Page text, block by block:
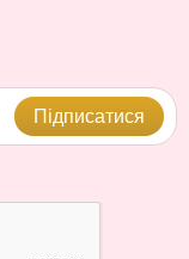
Підписатися